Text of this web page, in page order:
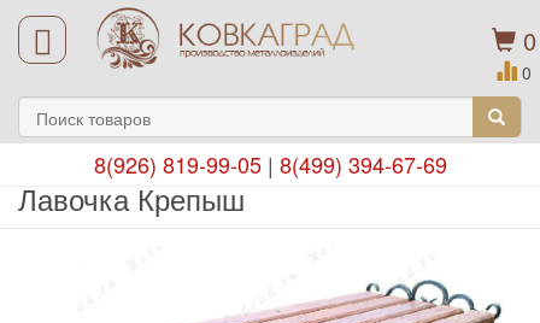
0
0
8(926) 819-99-05| 8(499) 394-67-69
Лавочка Крепыш